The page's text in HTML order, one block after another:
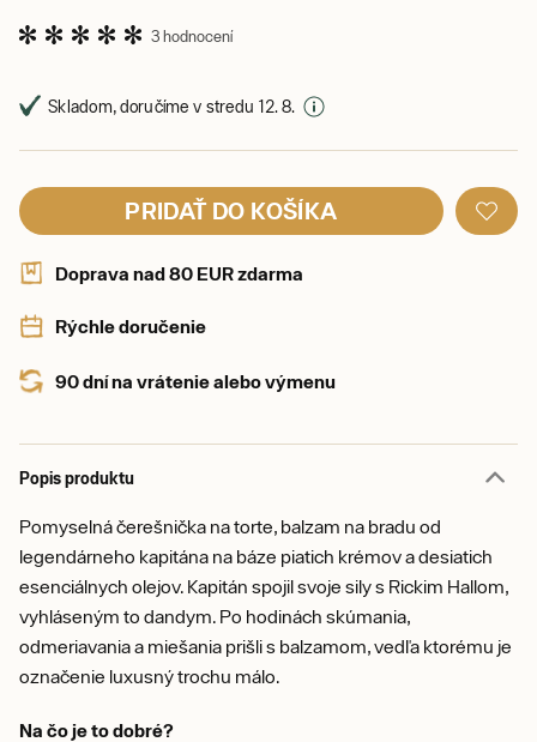
3 hodnocení
Skladom, doručíme v stredu 12. 8.
PRIDAŤ DO KOŠÍKA
Doprava nad 80 EUR zdarma
Rýchle doručenie
90 dní na vrátenie alebo výmenu
Popis produktu
Pomyselná čerešnička na torte, balzam na bradu od
legendárneho kapitána na báze piatich krémov a desiatich
esenciálnych olejov. Kapitán spojil svoje sily s Rickim Hallom,
vyhláseným to dandym. Po hodinách skúmania,
odmeriavania a miešania prišli s balzamom, vedľa ktorému je
označenie luxusný trochu málo.
Na čo je to dobré?